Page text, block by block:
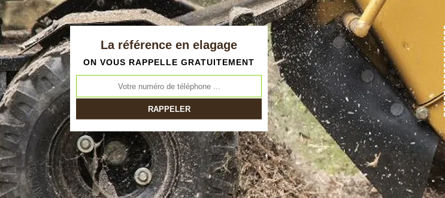
La référence en elagage
ON VOUS RAPPELLE GRATUITEMENT